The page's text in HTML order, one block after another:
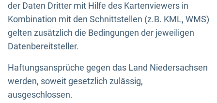
der Daten Dritter mit Hilfe des Kartenviewers in
Kombination mit den Schnittstellen (z.B. KML, WMS)
gelten zusätzlich die Bedingungen der jeweiligen
Datenbereitsteller.
Haftungsansprüche gegen das Land Niedersachsen
werden, soweit gesetzlich zulässig,
ausgeschlossen.